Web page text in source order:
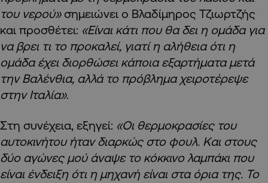
του νερού» σημειώνει ο Βλαδίμηρος Τζιωρτζής
και προσθέτει: «Είναι κάτι που θα δει η ομάδα για
να βρει τι το προκαλεί, γιατί η αλήθεια ότι η
ομάδα έχει διορθώσει κάποια εξαρτήματα μετά
την Βαλένθια, αλλά το πρόβλημα χειροτέρεψε
στην Ιταλία».
Στη συνέχεια, εξηγεί: «Οι θερμοκρασίες του
αυτοκινήτου ήταν διαρκώς στο φουλ. Και στους
δύο αγώνες μού άναψε το κόκκινο λαμπάκι που
είναι ένδειξη ότι η μηχανή είναι στα όρια της. Το